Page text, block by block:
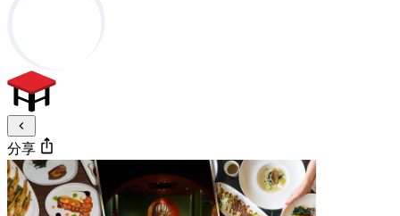
分享